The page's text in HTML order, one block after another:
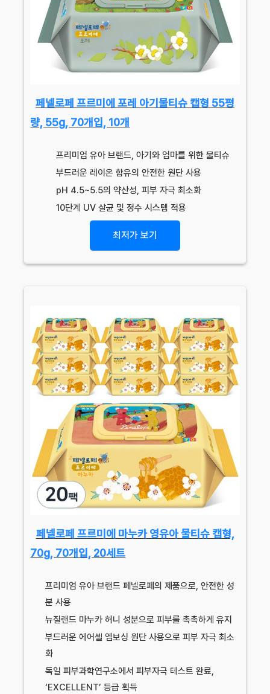
페넬로페 프르미에 포레 아기물티슈 캡형 55평
량, 55g, 70개입, 10개
프리미엄 유아 브랜드, 아기와 엄마를 위한 물티슈
부드러운 레이온 함유의 안전한 원단 사용
pH 4.5~5.5의 약산성, 피부 자극 최소화
10단계 UV 살균 및 정수 시스템 적용
최저가 보기
페넬로페 프르미에 마누카 영유아 물티슈 캡형,
70g, 70개입, 20세트
프리미엄 유아 브랜드 페넬로페의 제품으로, 안전한 성
분 사용
뉴질랜드 마누카 허니 성분으로 피부를 촉촉하게 유지
부드러운 에어셀 엠보싱 원단 사용으로 피부 자극 최소
화
독일 피부과학연구소에서 피부자극 테스트 완료,
‘EXCELLENT’ 등급 획득